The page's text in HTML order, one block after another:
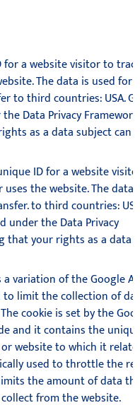
for a website visitor to
The data is used for
to third countries: USA.
Data Privacy Framework,
as a data subject can
ID for a website
the website. The data
to third countries:
under the Data Privacy
that your rights as a data
a variation of the Google
to limit the collection of
cookie is set by the
and it contains the
website to which it
used to throttle the
the amount of data
from the website.